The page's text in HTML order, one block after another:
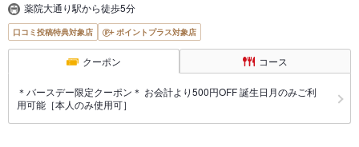
薬院大通り駅から徒歩5分
口コミ投稿特典対象店 ポイントプラス対象店
クーポン コース
＊バースデー限定クーポン＊ お会計より500円OFF 誕生日月のみご利
用可能［本人のみ使用可］